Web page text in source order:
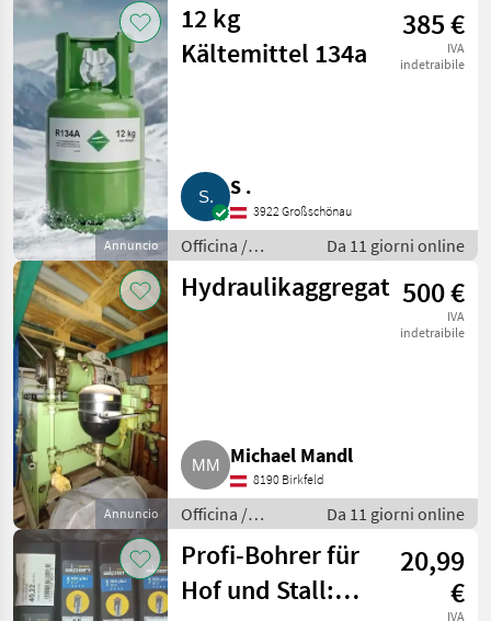
Annuncio
12 kg
Kältemittel 134a
385 €
IVA
indetraibile
S .
3922 Großschönau
Officina /
Attrezzeria
Da 11 giorni online
Annuncio
Hydraulikaggregat 500 €
IVA
indetraibile
Michael Mandl
8190 Birkfeld
Officina /
Attrezzeria
Da 11 giorni online
Profi-Bohrer für
Hof und Stall:
20,99
€
IVA